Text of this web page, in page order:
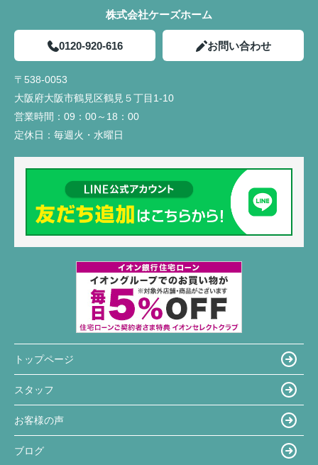
株式会社ケーズホーム
0120-920-616 お問い合わせ
〒538-0053
大阪府大阪市鶴見区鶴見５丁目1-10
営業時間： 09：00～18：00
定休日： 毎週火・水曜日
トップページ
スタッフ
お客様の声
ブログ